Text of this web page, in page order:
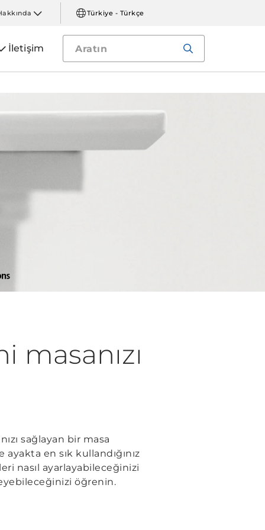
Türkiye - Türkçe
İletişim
masanızı
sağlayan bir masa
en sık kullandığınız
nasıl ayarlayabileceğinizi
öğrenin.